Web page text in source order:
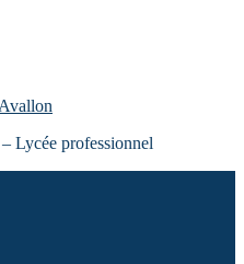
Lycée professionnel